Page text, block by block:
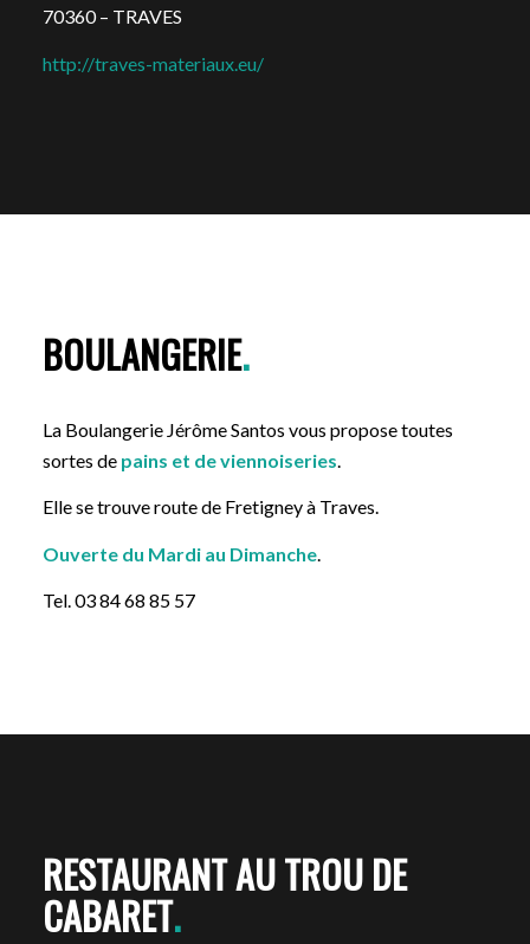
70360 – TRAVES
http://traves-materiaux.eu/
BOULANGERIE.
La Boulangerie Jérôme Santos vous propose toutes
sortes de pains et de viennoiseries
Elle se trouve route de Fretigney à Traves.
Ouverte du Mardi au Dimanche.
Tel. 03 84 68 85 57
RESTAURANT AU TROU DE
CABARET.